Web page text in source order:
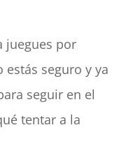
juegues por
seguro y ya
seguir en el
tentar a la